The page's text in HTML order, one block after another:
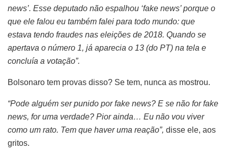
news’. Esse deputado não espalhou ‘fake news’ porque o
que ele falou eu também falei para todo mundo: que
estava tendo fraudes nas eleições de 2018. Quando se
apertava o número 1, já aparecia o 13 (do PT) na tela e
concluía a votação”.
Bolsonaro tem provas disso? Se tem, nunca as mostrou.
“Pode alguém ser punido por fake news? E se não for fake
news, for uma verdade? Pior ainda… Eu não vou viver
como um rato. Tem que haver uma reação”, disse ele, aos
gritos.